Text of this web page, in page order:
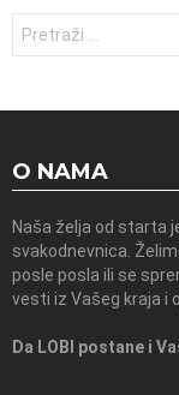
O NAMA
Naša želja od starta
svakodnevnica.
posle posla ili se
vesti iz Vašeg kraja i
Da LOBI postane i